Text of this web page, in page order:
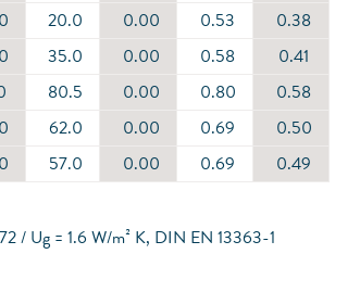
20.0 0.00 0.53
0.38
35.0 0.00 0.58
0.41
80.5 0.00 0.80
0.58
62.0 0.00 0.69
0.50
57.0 0.00 0.69 0.49
/ Ug = 1.6 W/m² K, DIN EN 13363-1